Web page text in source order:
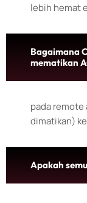
lebih hemat
Bagaimana
mematikan
pada
dimatikan)
Apakah